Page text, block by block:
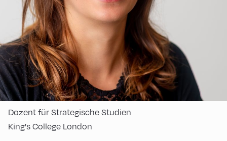
Dozent für Strategische Studien
King's College London